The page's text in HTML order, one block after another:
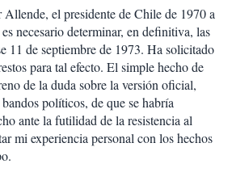
el presidente de Chile de 1970 a
necesario determinar, en definitiva, las
11 de septiembre de 1973. Ha solicitado
para tal efecto. El simple hecho de
de la duda sobre la versión oficial,
políticos, de que se habría
ante la futilidad de la resistencia al
mi experiencia personal con los hechos